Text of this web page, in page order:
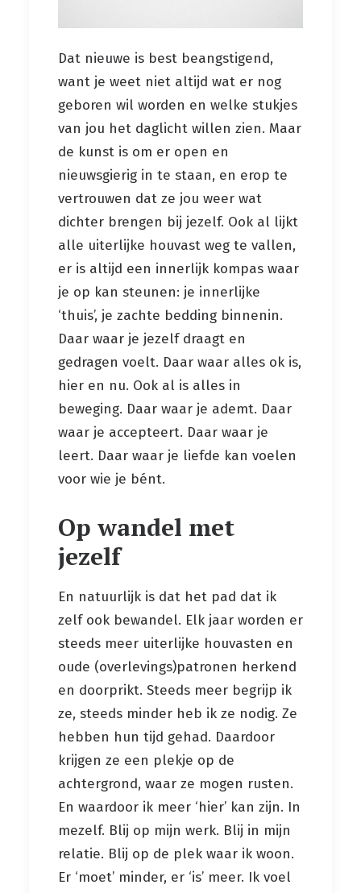
Dat nieuwe is best beangstigend,
want je weet niet altijd wat er nog
geboren wil worden en welke stukjes
van jou het daglicht willen zien. Maar
de kunst is om er open en
nieuwsgierig in te staan, en erop te
vertrouwen dat ze jou weer wat
dichter brengen bij jezelf. Ook al lijkt
alle uiterlijke houvast weg te vallen,
er is altijd een innerlijk kompas waar
je op kan steunen: je innerlijke
‘thuis’, je zachte bedding binnenin.
Daar waar je jezelf draagt en
gedragen voelt. Daar waar alles ok is,
hier en nu. Ook al is alles in
beweging. Daar waar je ademt. Daar
waar je accepteert. Daar waar je
leert. Daar waar je liefde kan voelen
voor wie je bént.
Op wandel met
jezelf
En natuurlijk is dat het pad dat ik
zelf ook bewandel. Elk jaar worden er
steeds meer uiterlijke houvasten en
oude (overlevings)patronen herkend
en doorprikt. Steeds meer begrijp ik
ze, steeds minder heb ik ze nodig. Ze
hebben hun tijd gehad. Daardoor
krijgen ze een plekje op de
achtergrond, waar ze mogen rusten.
En waardoor ik meer ‘hier’ kan zijn. In
mezelf. Blij op mijn werk. Blij in mijn
relatie. Blij op de plek waar ik woon.
Er ‘moet’ minder, er ‘is’ meer. Ik voel